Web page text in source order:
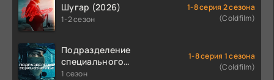
Шугар (2026)
1-2 сезон
1-8 серия 2 сезона
(Coldfilm)
Подразделение
специального
назначения (2026)
1 сезон
1-8 серия 1 сезона
(Coldfilm)